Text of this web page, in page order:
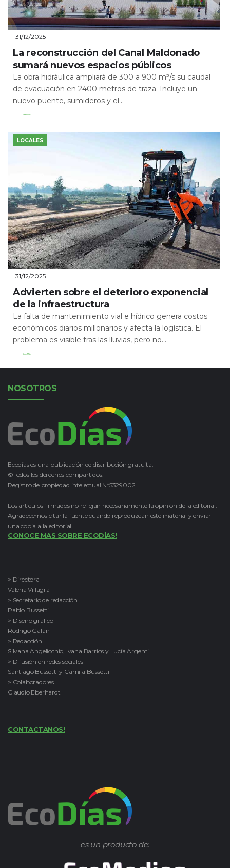
31/12/2025
La reconstrucción del Canal Maldonado
sumará nuevos espacios públicos
La obra hidráulica ampliará de 300 a 900 m³/s su caudal
de evacuación en 2400 metros de traza. Incluye un
nuevo puente, sumideros y el...
Leer Más
LOCALES
31/12/2025
Advierten sobre el deterioro exponencial
de la infraestructura
La falta de mantenimiento vial e hídrico genera costos
económicos diarios millonarios y afecta la logística. El
problema es visible tras las lluvias, pero no...
Leer Más
NOSOTROS
Ecodías es una publicación de distribución gratuita.
©Todos los derechos compartidos.
Registro de propiedad intelectual Nº5329002
Los artículos firmados no reflejan necesariamente la opinión de la editorial.
Agradecemos citar la fuente cuando reproduzcan este material y enviar
una copia a la editorial.
CONOCE MAS SOBRE ECODÍAS!
> Directora
Valeria Villagra
> Secretario de redacción
Pablo Bussetti
> Diseño gráfico
Rodrigo Galán
> Redacción
Silvana Angelicchio, Ivana Barrios y Lucía Argemi
> Difusión en redes sociales
Santiago Bussetti y Camila Bussetti
> Colaboradores
Claudio Eberhardt
CONTACTANOS!
es un producto de: